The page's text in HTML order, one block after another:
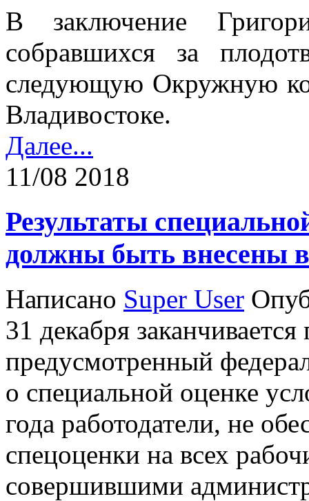
В заключение
собравшихся за
следующую Окружную
Владивостоке.
Далее...
11/08 2018
Результаты
должны быть внесены
Написано Super User
31 декабря
предусмотренный
о специальной оценке
года работодатели, не
спецоценки на всех
совершившими